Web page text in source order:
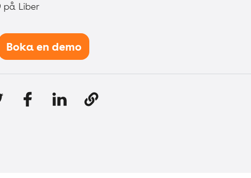
på Liber
Boka en demo